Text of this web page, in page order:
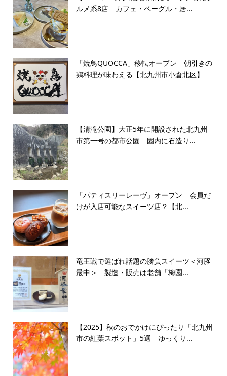
ルメ系8店 カフェ・ベーグル・居...
「焼鳥QUOCCA」移転オープン 朝引きの
鶏料理が味わえる【北九州市小倉北区】
【清滝公園】大正5年に開設された北九州
市第一号の都市公園 園内に石造り...
「パティスリーレーヴ」オープン 会員だ
けが入店可能なスイーツ店？【北...
竜王戦で選ばれ話題の勝負スイーツ＜河豚
最中＞ 製造・販売は老舗「梅園...
【2025】秋のおでかけにぴったり「北九州
市の紅葉スポット」5選 ゆっくり...